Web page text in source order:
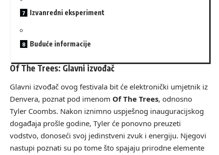
Izvanredni eksperiment
Buduće informacije
Of The Trees: Glavni izvođač
Glavni izvođač ovog festivala bit će elektronički umjetnik iz
Denvera, poznat pod imenom Of The Trees, odnosno
Tyler Coombs. Nakon iznimno uspješnog inauguracijskog
događaja prošle godine, Tyler će ponovno preuzeti
vodstvo, donoseći svoj jedinstveni zvuk i energiju. Njegovi
nastupi poznati su po tome što spajaju prirodne elemente